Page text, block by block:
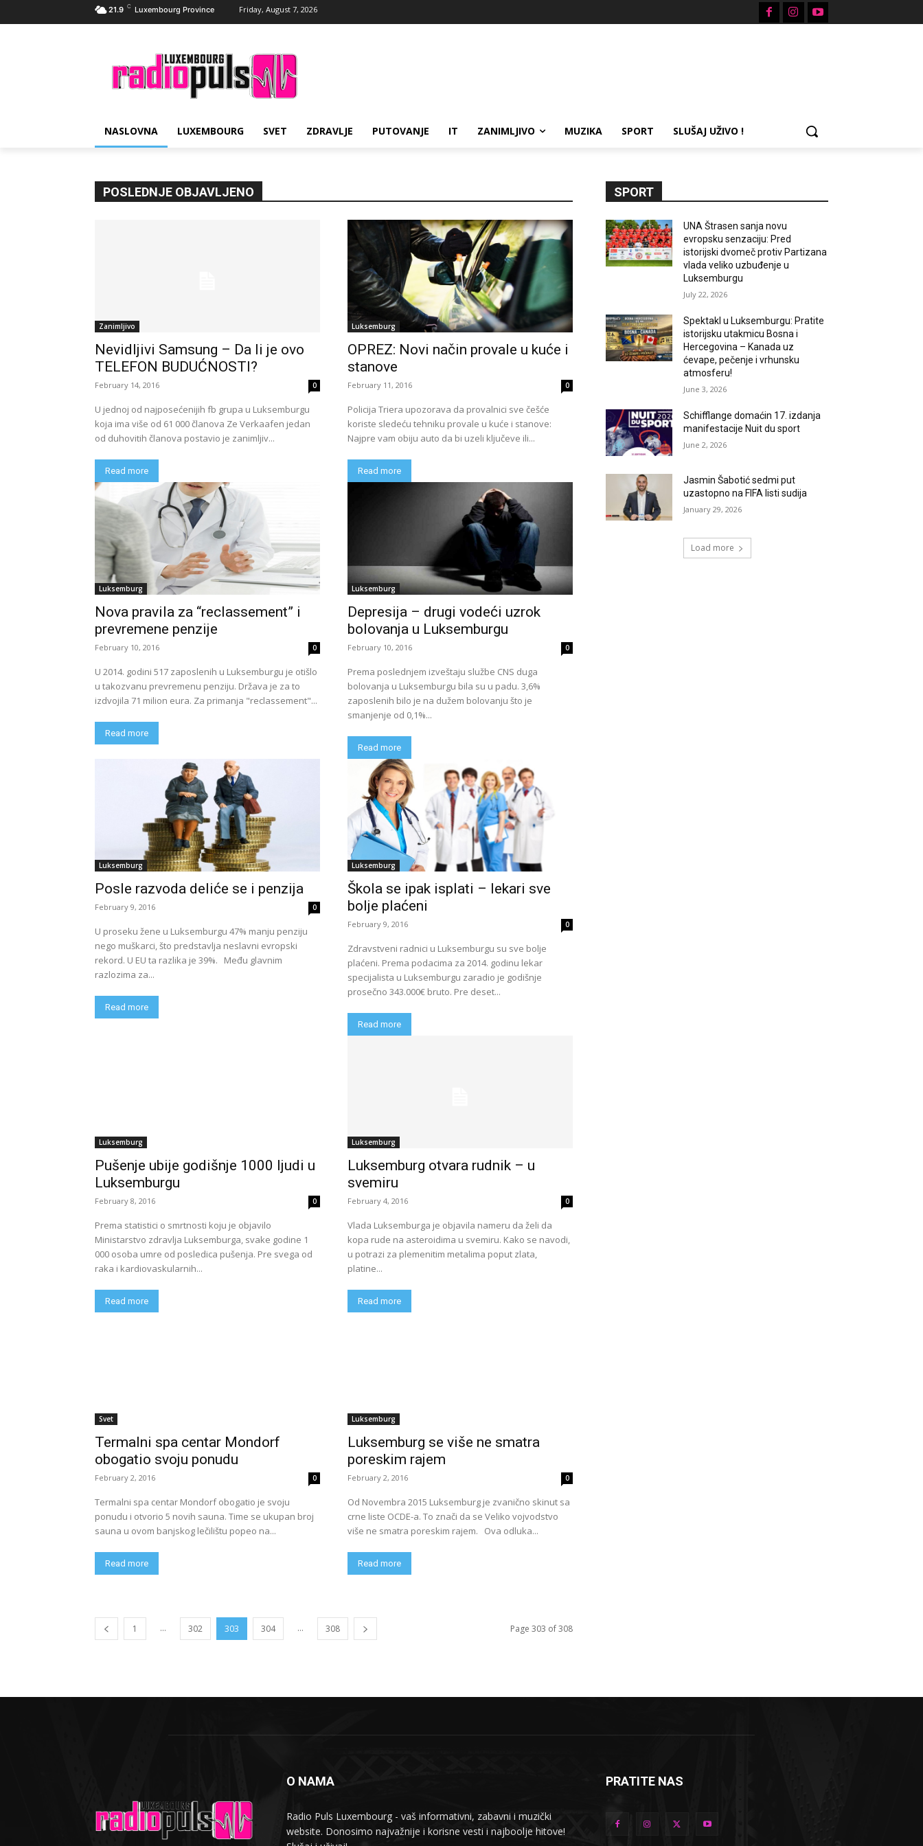
21.9 C Luxembourg Province Friday, August 7, 2026
NASLOVNA LUXEMBOURG SVET ZDRAVLJE PUTOVANJE IT ZANIMLJIVO MUZIKA SPORT SLUŠAJ UŽIVO !
POSLEDNJE OBJAVLJENO
Zanimljivo
Nevidljivi Samsung – Da li je ovo
TELEFON BUDUĆNOSTI?
February 14, 2016 0
U jednoj od najposećenijih fb grupa u Luksemburgu
koja ima više od 61 000 članova Ze Verkaafen jedan
od duhovitih članova postavio je zanimljiv...
Read more
Luksemburg
OPREZ: Novi način provale u kuće i
stanove
February 11, 2016 0
Policija Triera upozorava da provalnici sve češće
koriste sledeću tehniku provale u kuće i stanove:
Najpre vam obiju auto da bi uzeli ključeve ili...
Read more
Luksemburg
Nova pravila za “reclassement” i
prevremene penzije
February 10, 2016 0
U 2014. godini 517 zaposlenih u Luksemburgu je otišlo
u takozvanu prevremenu penziju. Država je za to
izdvojila 71 milion eura. Za primanja "reclassement"...
Read more
Luksemburg
Depresija – drugi vodeći uzrok
bolovanja u Luksemburgu
February 10, 2016 0
Prema poslednjem izveštaju službe CNS duga
bolovanja u Luksemburgu bila su u padu. 3,6%
zaposlenih bilo je na dužem bolovanju što je
smanjenje od 0,1%...
Read more
Luksemburg
Posle razvoda deliće se i penzija
February 9, 2016 0
U proseku žene u Luksemburgu 47% manju penziju
nego muškarci, što predstavlja neslavni evropski
rekord. U EU ta razlika je 39%. Među glavnim
razlozima za...
Read more
Luksemburg
Škola se ipak isplati – lekari sve
bolje plaćeni
February 9, 2016 0
Zdravstveni radnici u Luksemburgu su sve bolje
plaćeni. Prema podacima za 2014. godinu lekar
specijalista u Luksemburgu zaradio je godišnje
prosečno 343.000€ bruto. Pre deset...
Read more
Luksemburg
Pušenje ubije godišnje 1000 ljudi u
Luksemburgu
February 8, 2016 0
Prema statistici o smrtnosti koju je objavilo
Ministarstvo zdravlja Luksemburga, svake godine 1
000 osoba umre od posledica pušenja. Pre svega od
raka i kardiovaskularnih...
Read more
Luksemburg
Luksemburg otvara rudnik – u
svemiru
February 4, 2016 0
Vlada Luksemburga je objavila nameru da želi da
kopa rude na asteroidima u svemiru. Kako se navodi,
u potrazi za plemenitim metalima poput zlata,
platine...
Read more
Svet
Termalni spa centar Mondorf
obogatio svoju ponudu
February 2, 2016 0
Termalni spa centar Mondorf obogatio je svoju
ponudu i otvorio 5 novih sauna. Time se ukupan broj
sauna u ovom banjskog lečilištu popeo na...
Read more
Luksemburg
Luksemburg se više ne smatra
poreskim rajem
February 2, 2016 0
Od Novembra 2015 Luksemburg je zvanično skinut sa
crne liste OCDE-a. To znači da se Veliko vojvodstvo
više ne smatra poreskim rajem. Ova odluka...
Read more
1 ... 302 303 304 ... 308 Page 303 of 308
SPORT
UNA Štrasen sanja novu
evropsku senzaciju: Pred
istorijski dvomeč protiv Partizana
vlada veliko uzbuđenje u
Luksemburgu
July 22, 2026
Spektakl u Luksemburgu: Pratite
istorijsku utakmicu Bosna i
Hercegovina – Kanada uz
ćevape, pečenje i vrhunsku
atmosferu!
June 3, 2026
Schifflange domaćin 17. izdanja
manifestacije Nuit du sport
June 2, 2026
Jasmin Šabotić sedmi put
uzastopno na FIFA listi sudija
January 29, 2026
Load more
O NAMA
Radio Puls Luxembourg - vaš informativni, zabavni i muzički
website. Donosimo najvažnije i korisne vesti i najboolje hitove!
PRATITE NAS